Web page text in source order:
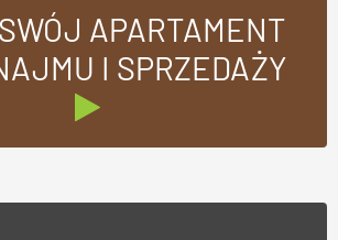
APARTAMENT
I SPRZEDAŻY